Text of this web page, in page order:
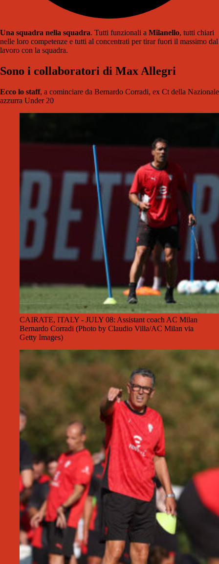
Una squadra nella squadra. Tutti funzionali a Milanello, tutti chiari
nelle loro competenze e tutti al concentrati per tirar fuori il massimo dal
lavoro con la squadra.
Sono i collaboratori di Max Allegri
Ecco lo staff, a cominciare da Bernardo Corradi, ex Ct della Nazionale
azzurra Under 20
CAIRATE, ITALY - JULY 08: Assistant coach AC Milan
Bernardo Corradi (Photo by Claudio Villa/AC Milan via
Getty Images)